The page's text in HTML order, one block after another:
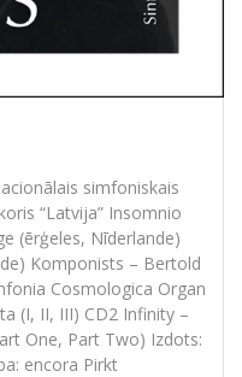
simfoniskais
“Latvija” Insomnio
(ērģeles, Nīderlande)
Komponists – Bertold
Cosmologica Organ
(I, II, III) CD2 Infinity –
One, Part Two) Izdots:
encora Pirkt